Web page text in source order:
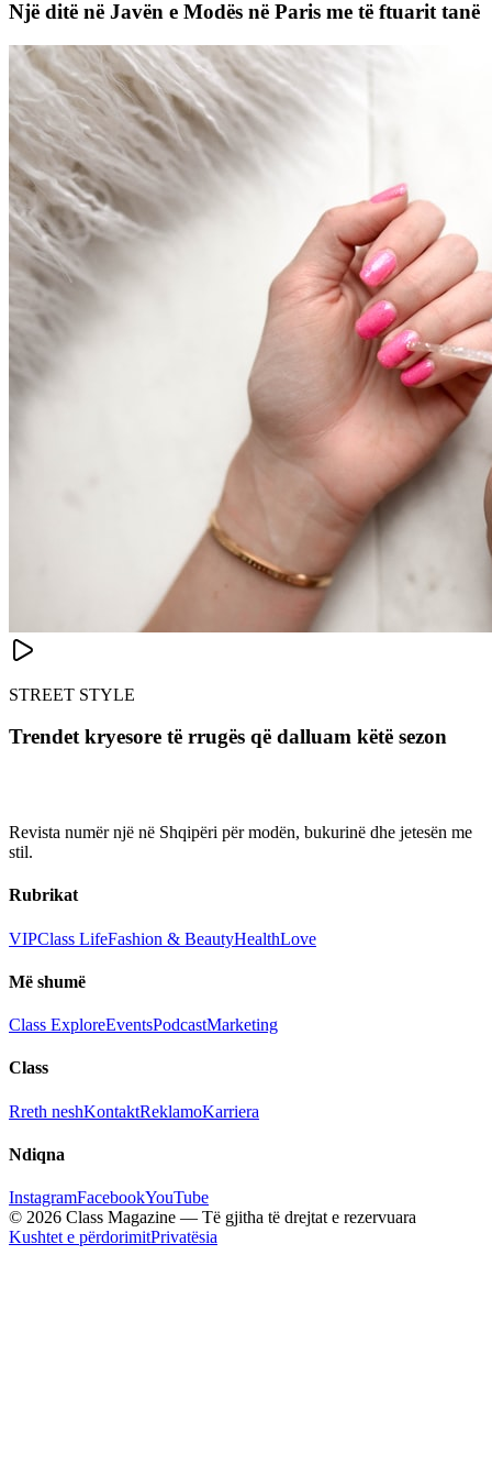
Një ditë në Javën e Modës në Paris me të ftuarit tanë
STREET STYLE
Trendet kryesore të rrugës që dalluam këtë sezon
Revista numër një në Shqipëri për modën, bukurinë dhe jetesën me
stil.
Rubrikat
VIPClass LifeFashion & BeautyHealthLove
Më shumë
Class ExploreEventsPodcastMarketing
Class
Rreth neshKontaktReklamoKarriera
Ndiqna
InstagramFacebookYouTube
© 2026 Class Magazine — Të gjitha të drejtat e rezervuara
Kushtet e përdorimitPrivatësia